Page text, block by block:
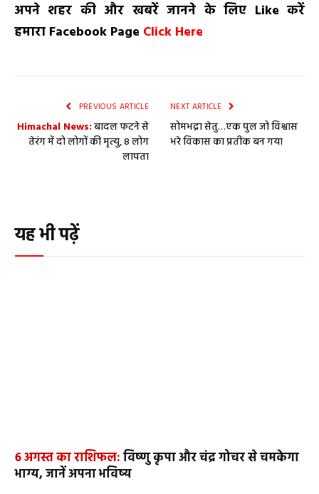
अपने शहर की और खबरें जानने के लिए Likeकरें
हमारा Facebook Page Click Here
PREVIOUS ARTICLE
Himachal News:बादल फटने से
तेरंग में दो लोगों की मृत्यु, 8 लोग
लापता
NEXT ARTICLE
सोमभद्रा सेतु…एक पुल जो विश्वास
भरे विकास का प्रतीक बन गया
यह भी पढ़ें
6 अगस्त का राशिफल:विष्णु कृपा और चंद्र गोचर से चमकेगा
भाग्य, जानें अपना भविष्य